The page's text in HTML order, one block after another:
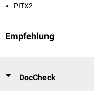
PITX2
Empfehlung
DocCheck